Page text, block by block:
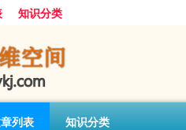
知识分类
列表 知识分类